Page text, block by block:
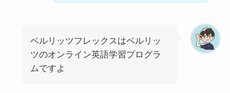
ベルリッツフレックスはベルリッ
ツのオンライン英語学習プログラ
ムですよ